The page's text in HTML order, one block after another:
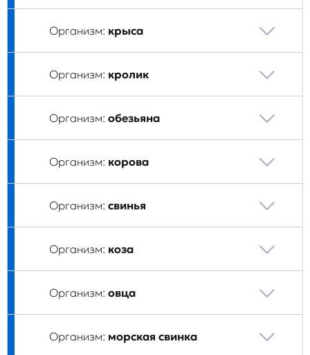
Организм: крыса
Организм: кролик
Организм: обезьяна
Организм: корова
Организм: свинья
Организм: коза
Организм: овца
Организм: морская свинка